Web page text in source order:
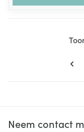
Neem contact